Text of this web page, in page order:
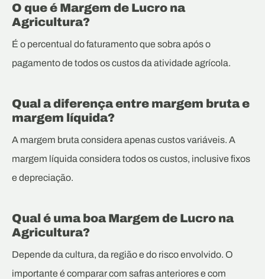
O que é Margem de Lucro na
Agricultura?
É o percentual do faturamento que sobra após o
pagamento de todos os custos da atividade agrícola.
Qual a diferença entre margem bruta e
margem líquida?
A margem bruta considera apenas custos variáveis. A
margem líquida considera todos os custos, inclusive fixos
e depreciação.
Qual é uma boa Margem de Lucro na
Agricultura?
Depende da cultura, da região e do risco envolvido. O
importante é comparar com safras anteriores e com